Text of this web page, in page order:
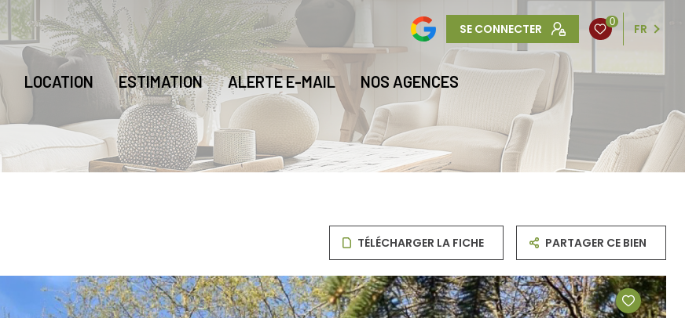
SE CONNECTER 0 FR
LOCATION ESTIMATION ALERTE E-MAIL NOS AGENCES
TÉLÉCHARGER LA FICHE PARTAGER CE BIEN